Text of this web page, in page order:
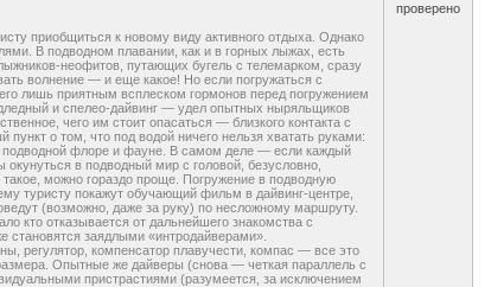
приобщиться к новому виду активного отдыха. Однако
В подводном плавании, как и в горных лыжах, есть
неофитов, путающих бугель с телемарком, сразу
волнение — и еще какое! Но если погружаться с
лишь приятным всплеском гормонов перед погружением
и спелео-дайвинг — удел опытных ныряльщиков
чего им стоит опасаться — близкого контакта с
о том, что под водой ничего нельзя хватать руками:
подводной флоре и фауне. В самом деле — если каждый
в подводный мир с головой, безусловно,
можно гораздо проще. Погружение в подводную
туристу покажут обучающий фильм в дайвинг-центре,
(возможно, даже за руку) по несложному маршруту.
кто отказывается от дальнейшего знакомства с
заядлыми «интродайверами».
регулятор, компенсатор плавучести, компас — все это
Опытные же дайверы (снова — четкая параллель с
пристрастиями (разумеется, за исключением
проверено